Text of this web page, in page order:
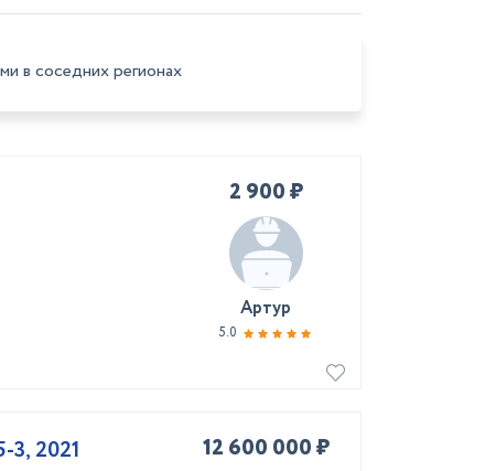
в соседних регионах
2 900 ₽
Артур
5.0
3, 2021 12 600 000 ₽